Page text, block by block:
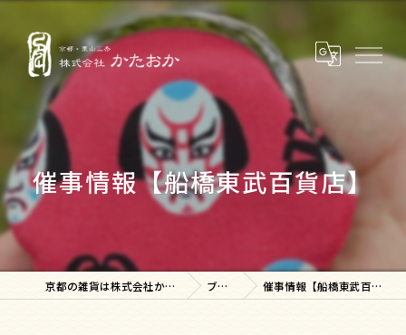
催事情報【船橋東武百貨店】
京都の雑貨は株式会社かたおか ブログ 催事情報【船橋東武百貨店】